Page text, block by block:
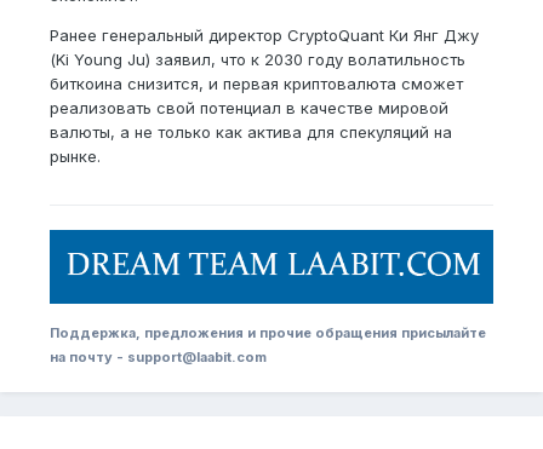
Ранее генеральный директор CryptoQuant Ки Янг Джу
(Ki Young Ju) заявил, что к 2030 году волатильность
биткоина снизится, и первая криптовалюта сможет
реализовать свой потенциал в качестве мировой
валюты, а не только как актива для спекуляций на
рынке.
Поддержка, предложения и прочие обращения присылайте
на почту - support@laabit.com